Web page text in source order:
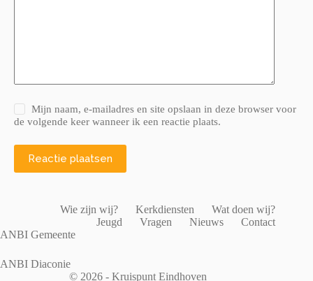
Mijn naam, e-mailadres en site opslaan in deze browser voor
de volgende keer wanneer ik een reactie plaats.
Reactie plaatsen
Wie zijn wij? Kerkdiensten
Wat doen wij?
Jeugd
Vragen Nieuws
Contact
ANBI Gemeente
ANBI Diaconie
© 2026 - Kruispunt Eindhoven